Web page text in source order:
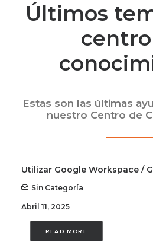
Últimos
Estas son las últimas
nuestro Centro de
Utilizar Google Workspace /
Sin Categoría
Abril 11, 2025
READ MORE